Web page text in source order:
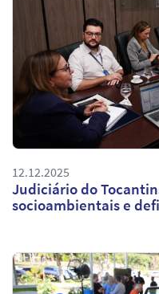
12.12.2025
Judiciário do
socioambientais e